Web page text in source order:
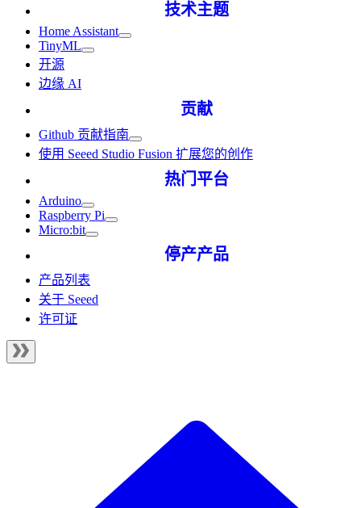
技术主题
Home Assistant
TinyML
开源
边缘 AI
贡献
Github 贡献指南
使用 Seeed Studio Fusion 扩展您的创作
热门平台
Arduino
Raspberry Pi
Micro:bit
停产产品
产品列表
关于 Seeed
许可证